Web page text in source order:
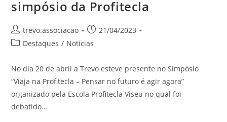
simpósio da Profitecla
trevo.associacao
21/04/2023
Destaques / Notícias
No dia 20 de abril a Trevo esteve presente no Simpósio
“Viaja na Profitecla – Pensar no futuro é agir agora”
organizado pela Escola Profitecla Viseu no qual foi
debatido…